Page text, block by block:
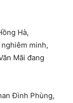
Hà,
minh,
Mãi đang
Đình Phùng,